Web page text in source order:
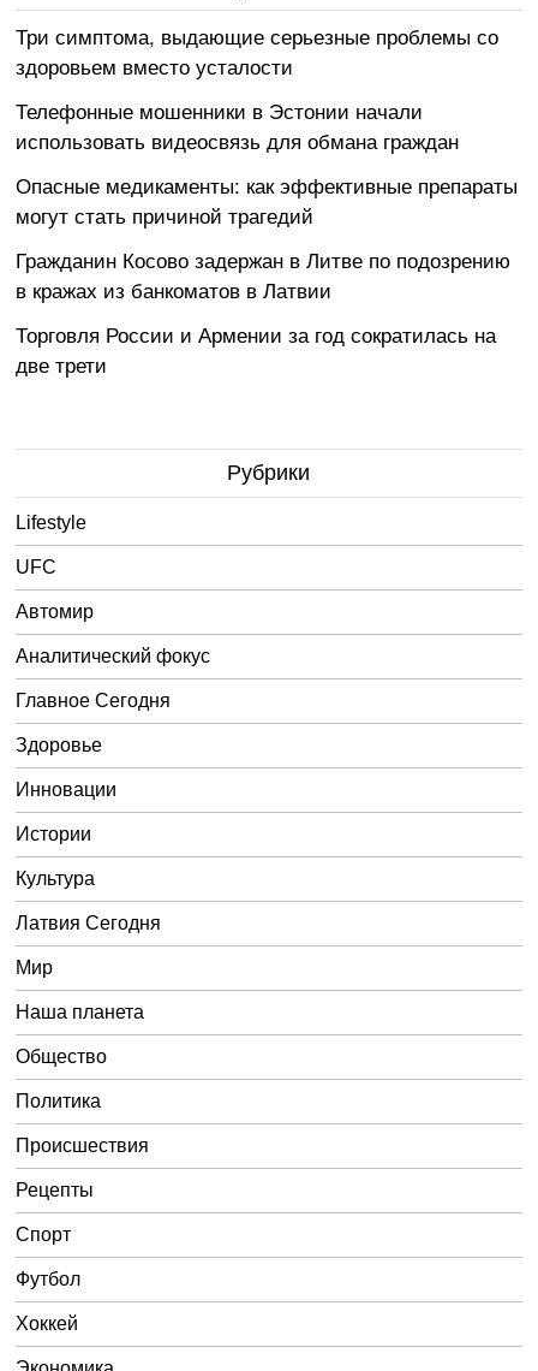
Три симптома, выдающие серьезные проблемы со
здоровьем вместо усталости
Телефонные мошенники в Эстонии начали
использовать видеосвязь для обмана граждан
Опасные медикаменты: как эффективные препараты
могут стать причиной трагедий
Гражданин Косово задержан в Литве по подозрению
в кражах из банкоматов в Латвии
Торговля России и Армении за год сократилась на
две трети
Рубрики
Lifestyle
UFC
Автомир
Аналитический фокус
Главное Сегодня
Здоровье
Инновации
Истории
Культура
Латвия Сегодня
Мир
Наша планета
Общество
Политика
Происшествия
Рецепты
Спорт
Футбол
Хоккей